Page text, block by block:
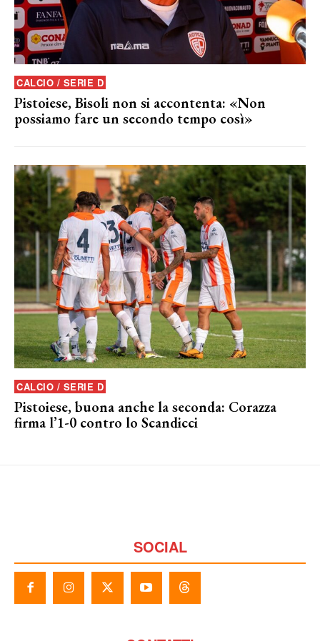
CALCIO / SERIE D
Pistoiese, Bisoli non si accontenta: «Non
possiamo fare un secondo tempo così»
CALCIO / SERIE D
Pistoiese, buona anche la seconda: Corazza
firma l’1-0 contro lo Scandicci
SOCIAL